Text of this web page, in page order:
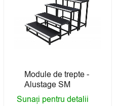
Module de trepte -
Alustage SM
Sunați pentru detalii